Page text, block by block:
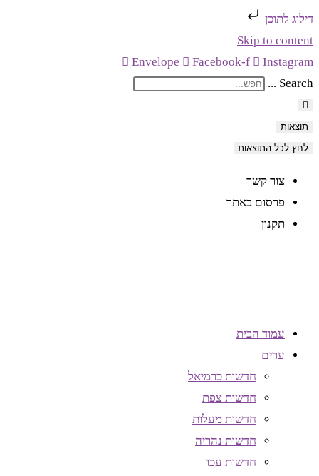
דילוג לתוכן
Skip to content
Envelope
Facebook-f
Instagram
Search ...
תוצאות
לחץ לכל התוצאות
צור קשר
פרסום באתר
תקנון
עמוד הבית
ערים
חדשות כרמיאל
חדשות צפת
חדשות מעלות
חדשות נהריה
חדשות עכו